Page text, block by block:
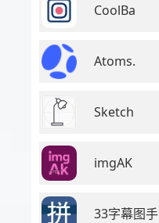
CoolBa
Atoms.
Sketch
imgAK
33字幕图手